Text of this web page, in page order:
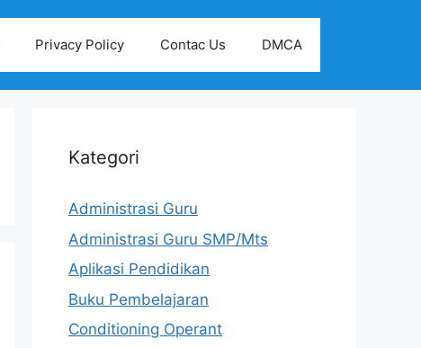
Privacy Policy Contac Us DMCA
Kategori
Administrasi Guru
Administrasi Guru SMP/Mts
Aplikasi Pendidikan
Buku Pembelajaran
Conditioning Operant